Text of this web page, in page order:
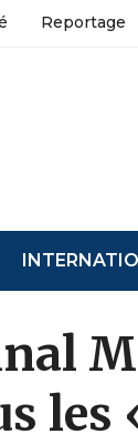
Reportage
les